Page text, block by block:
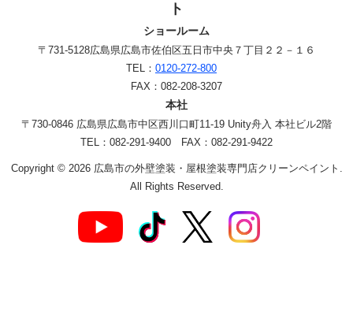
ト
ショールーム
〒731-5128広島県広島市佐伯区五日市中央７丁目２２－１６
TEL： 0120-272-800
FAX：082-208-3207
本社
〒730-0846 広島県広島市中区西川口町11-19 Unity舟入 本社ビル2階
TEL：082-291-9400 FAX：082-291-9422
Copyright © 2026 広島市の外壁塗装・屋根塗装専門店クリーンペイント.
All Rights Reserved.